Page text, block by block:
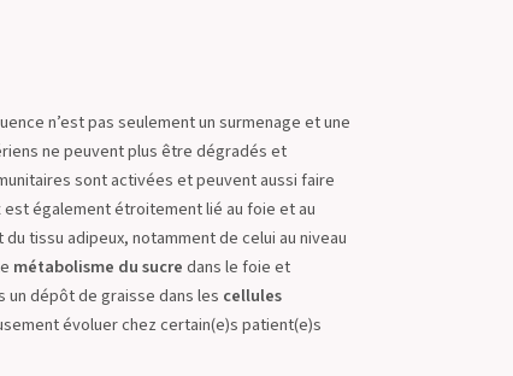
n’est pas seulement un surmenage et une
ne peuvent plus être dégradés et
sont activées et peuvent aussi faire
est également étroitement lié au foie et au
tissu adipeux, notamment de celui au niveau
métabolisme du sucredans le foie et
un dépôt de graisse dans les cellules
évoluer chez certain(e)s patient(e)s